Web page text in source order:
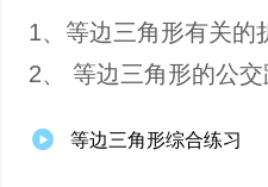
1、等边三角形有关的
2、 等边三角形的公
等边三角形综合练习